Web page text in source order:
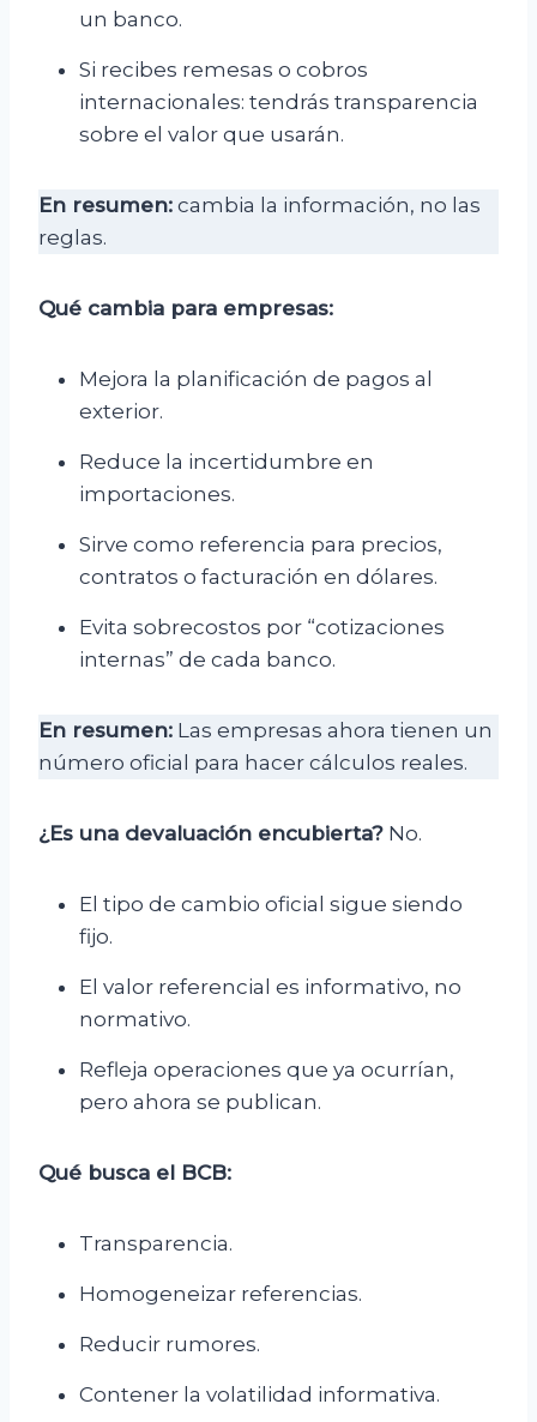
un banco.
Si recibes remesas o cobros
internacionales: tendrás transparencia
sobre el valor que usarán.
En resumen: cambia la información, no las
reglas.
Qué cambia para empresas:
Mejora la planificación de pagos al
exterior.
Reduce la incertidumbre en
importaciones.
Sirve como referencia para precios,
contratos o facturación en dólares.
Evita sobrecostos por “cotizaciones
internas” de cada banco.
En resumen: Las empresas ahora tienen un
número oficial para hacer cálculos reales.
¿Es una devaluación encubierta? No.
El tipo de cambio oficial sigue siendo
fijo.
El valor referencial es informativo, no
normativo.
Refleja operaciones que ya ocurrían,
pero ahora se publican.
Qué busca el BCB:
Transparencia.
Homogeneizar referencias.
Reducir rumores.
Contener la volatilidad informativa.